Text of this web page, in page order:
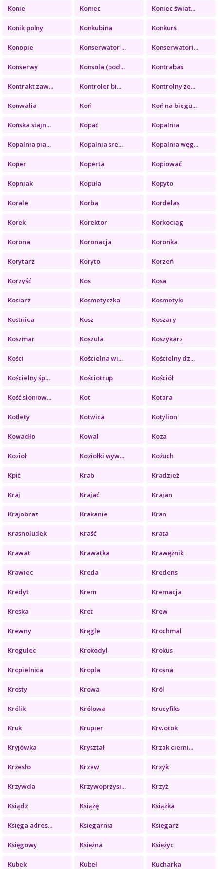
Konie Koniec Koniec świat...
Konik polny Konkubina Konkurs
Konopie Konserwator ... Konserwatori...
Konserwy Konsola (pod... Kontrabas
Kontrakt zaw... Kontroler bi... Kontrolny ze...
Konwalia Koń Koń na biegu...
Końska stajn... Kopać Kopalnia
Kopalnia pia... Kopalnia sre... Kopalnia węg...
Koper Koperta Kopiować
Kopniak Kopuła Kopyto
Korale Korba Kordelas
Korek Korektor Korkociąg
Korona Koronacja Koronka
Korytarz Koryto Korzeń
Korzyść Kos Kosa
Kosiarz Kosmetyczka Kosmetyki
Kostnica Kosz Koszary
Koszmar Koszula Koszykarz
Kości Kościelna wi... Kościelny dz...
Kościelny śp... Kościotrup Kościół
Kość słoniow... Kot Kotara
Kotlety Kotwica Kotylion
Kowadło Kowal Koza
Kozioł Koziołki wyw... Kożuch
Kpić Krab Kradzież
Kraj Krajać Krajan
Krajobraz Krakanie Kran
Krasnoludek Kraść Krata
Krawat Krawatka Krawężnik
Krawiec Kreda Kredens
Kredyt Krem Kremacja
Kreska Kret Krew
Krewny Kręgle Krochmal
Krogulec Krokodyl Krokus
Kropielnica Kropla Krosna
Krosty Krowa Król
Królik Królowa Krucyfiks
Kruk Krupier Krwotok
Kryjówka Kryształ Krzak cierni...
Krzesło Krzew Krzyk
Krzywda Krzywoprzysi... Krzyż
Ksiądz Książę Książka
Księga adres... Księgarnia Księgarz
Księgowy Księżna Księżyc
Kubek Kubeł Kucharka